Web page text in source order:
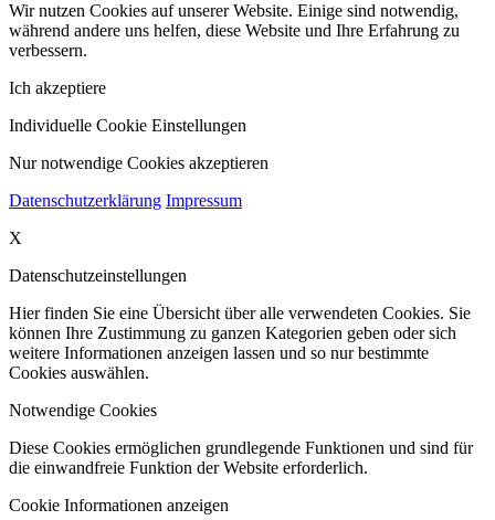
Wir nutzen Cookies auf unserer Website. Einige sind notwendig,
während andere uns helfen, diese Website und Ihre Erfahrung zu
verbessern.
Ich akzeptiere
Individuelle Cookie Einstellungen
Nur notwendige Cookies akzeptieren
Datenschutzerklärung Impressum
X
Datenschutzeinstellungen
Hier finden Sie eine Übersicht über alle verwendeten Cookies. Sie
können Ihre Zustimmung zu ganzen Kategorien geben oder sich
weitere Informationen anzeigen lassen und so nur bestimmte
Cookies auswählen.
Notwendige Cookies
Diese Cookies ermöglichen grundlegende Funktionen und sind für
die einwandfreie Funktion der Website erforderlich.
Cookie Informationen anzeigen